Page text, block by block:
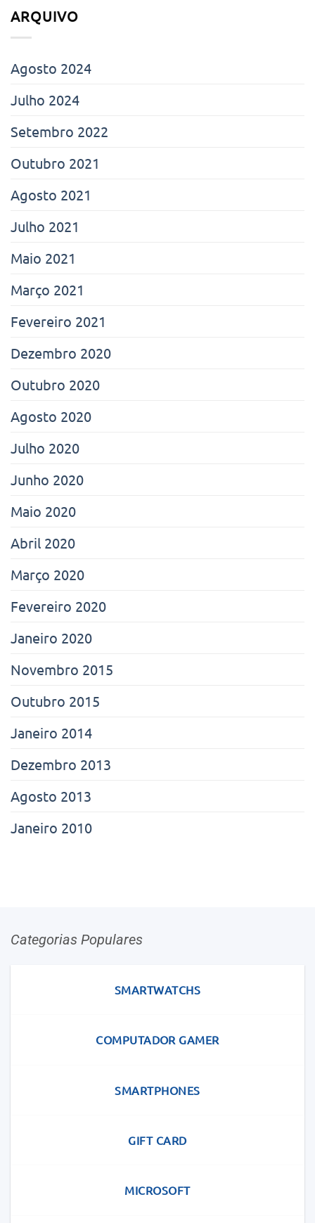
ARQUIVO
Agosto 2024
Julho 2024
Setembro 2022
Outubro 2021
Agosto 2021
Julho 2021
Maio 2021
Março 2021
Fevereiro 2021
Dezembro 2020
Outubro 2020
Agosto 2020
Julho 2020
Junho 2020
Maio 2020
Abril 2020
Março 2020
Fevereiro 2020
Janeiro 2020
Novembro 2015
Outubro 2015
Janeiro 2014
Dezembro 2013
Agosto 2013
Janeiro 2010
Categorias Populares
SMARTWATCHS
COMPUTADOR GAMER
SMARTPHONES
GIFT CARD
MICROSOFT